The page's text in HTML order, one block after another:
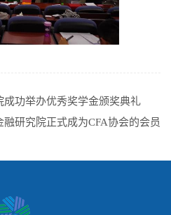
成功举办优秀奖学金颁奖典礼
研究院正式成为CFA协会的会员